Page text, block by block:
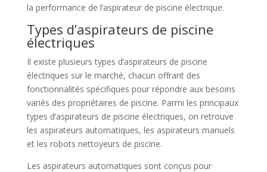
la performance de l’aspirateur de piscine électrique.
Types d’aspirateurs de piscine
électriques
Il existe plusieurs types d’aspirateurs de piscine
électriques sur le marché, chacun offrant des
fonctionnalités spécifiques pour répondre aux besoins
variés des propriétaires de piscine. Parmi les principaux
types d’aspirateurs de piscine électriques, on retrouve
les aspirateurs automatiques, les aspirateurs manuels
et les robots nettoyeurs de piscine.
Les aspirateurs automatiques sont conçus pour